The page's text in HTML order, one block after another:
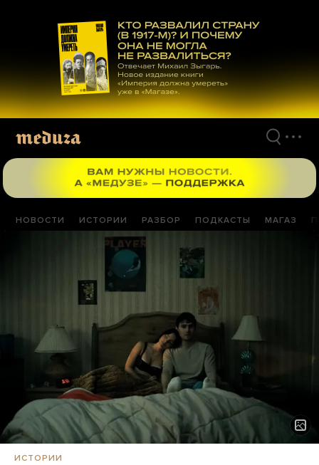
материалам
НОВОСТИ ИСТОРИИ РАЗБОР ПОДКАСТЫ МАГАЗ
ИСТОРИИ